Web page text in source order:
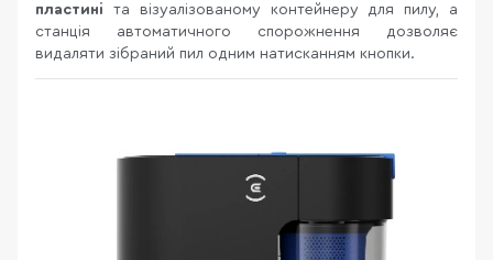
пластині та візуалізованому контейнеру для пилу, а
станція автоматичного спорожнення дозволяє
видаляти зібраний пил одним натисканням кнопки.